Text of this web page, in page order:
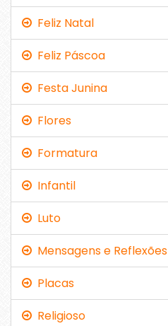
Feliz Natal
Feliz Páscoa
Festa Junina
Flores
Formatura
Infantil
Luto
Mensagens e Reflexões
Placas
Religioso